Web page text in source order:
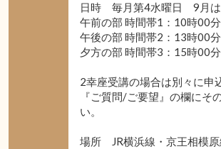
日時 毎月第4水曜日 9月は
午前の部 時間帯1：10時00
午後の部 時間帯2：13時00
夕方の部 時間帯3：15時00
2幸座受講の場合は別々に申
『ご質問/ご要望』の欄にそ
い。
場所 JR横浜線・京王相模原